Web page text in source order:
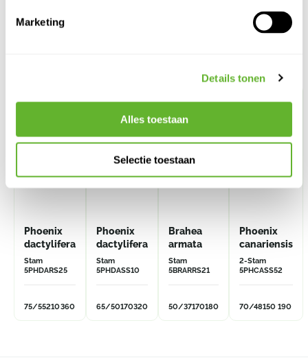
Marketing
Details tonen
Alles toestaan
Selectie toestaan
Phoenix
dactylifera
Stam
5PHDARS25
75/55210360
Phoenix
dactylifera
Stam
5PHDASS10
65/50170320
Brahea
armata
Stam
5BRARRS21
50/37170180
Phoenix
canariensis
2-Stam
5PHCASS52
70/48150 190